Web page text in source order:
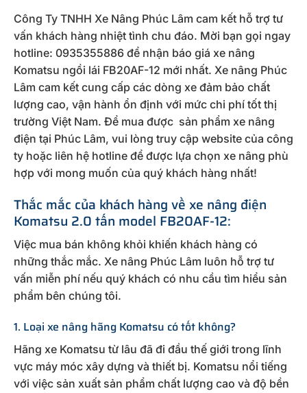
Công Ty TNHH Xe Nâng Phúc Lâm cam kết hỗ trợ tư
vấn khách hàng nhiệt tình chu đáo. Mời bạn gọi ngay
hotline: 0935355886 để nhận báo giá xe nâng
Komatsu ngồi lái FB20AF-12 mới nhất. Xe nâng Phúc
Lâm cam kết cung cấp các dòng xe đảm bảo chất
lượng cao, vận hành ổn định với mức chi phí tốt thị
trường Việt Nam. Để mua được sản phẩm xe nâng
điện tại Phúc Lâm, vui lòng truy cập website của công
ty hoặc liên hệ hotline để được lựa chọn xe nâng phù
hợp với mong muốn của quý khách hàng nhất!
Thắc mắc của khách hàng về xe nâng điện
Komatsu 2.0 tấn model FB20AF-12:
Việc mua bán không khỏi khiến khách hàng có
những thắc mắc. Xe nâng Phúc Lâm luôn hỗ trợ tư
vấn miễn phí nếu quý khách có nhu cầu tìm hiểu sản
phẩm bên chúng tôi.
1. Loại xe nâng hãng Komatsu có tốt không?
Hãng xe Komatsu từ lâu đã đi đầu thế giới trong lĩnh
vực máy móc xây dựng và thiết bị. Komatsu nổi tiếng
với việc sản xuất sản phẩm chất lượng cao và độ bền